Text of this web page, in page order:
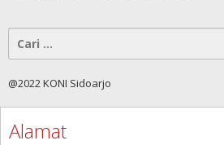
untuk:
@2022 KONI Sidoarjo
Alamat